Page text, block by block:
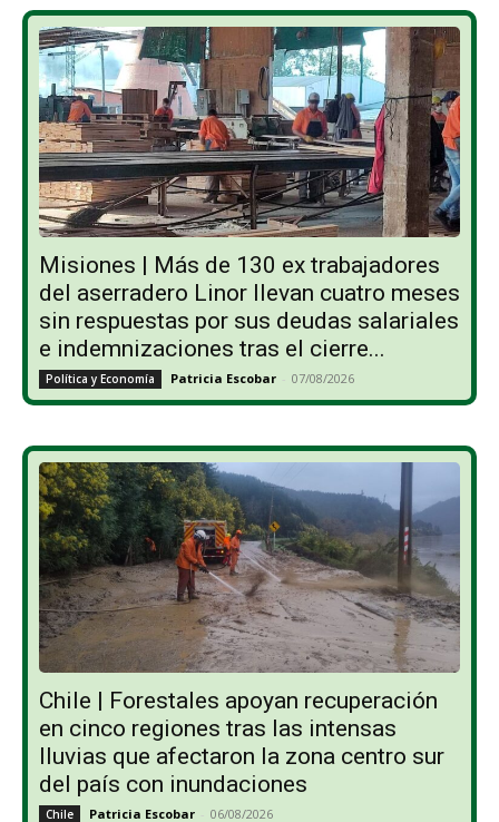
Misiones | Más de 130 ex trabajadores
del aserradero Linor llevan cuatro meses
sin respuestas por sus deudas salariales
e indemnizaciones tras el cierre...
Política y Economía Patricia Escobar - 07/08/2026
Chile | Forestales apoyan recuperación
en cinco regiones tras las intensas
lluvias que afectaron la zona centro sur
del país con inundaciones
Chile Patricia Escobar - 06/08/2026